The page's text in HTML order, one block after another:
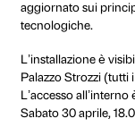
dal collettivo
cura del
L’opera si
nastro